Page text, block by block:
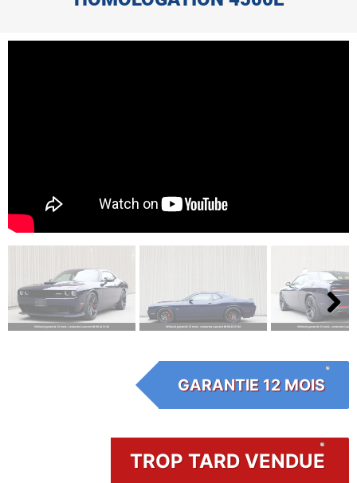
Next
GARANTIE 12 MOIS
TROP TARD VENDUE